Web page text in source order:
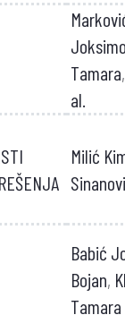
Tamara,
al.
Milić
Babić
Bojan,
Tamara